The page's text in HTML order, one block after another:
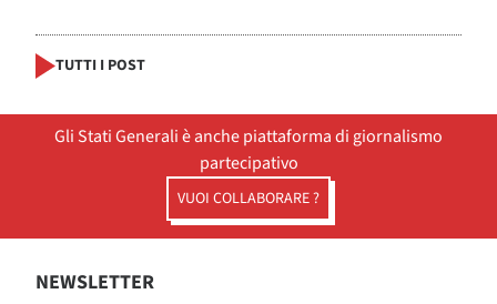
TUTTI I POST
Gli Stati Generali è anche piattaforma di giornalismo
partecipativo
VUOI COLLABORARE ?
NEWSLETTER